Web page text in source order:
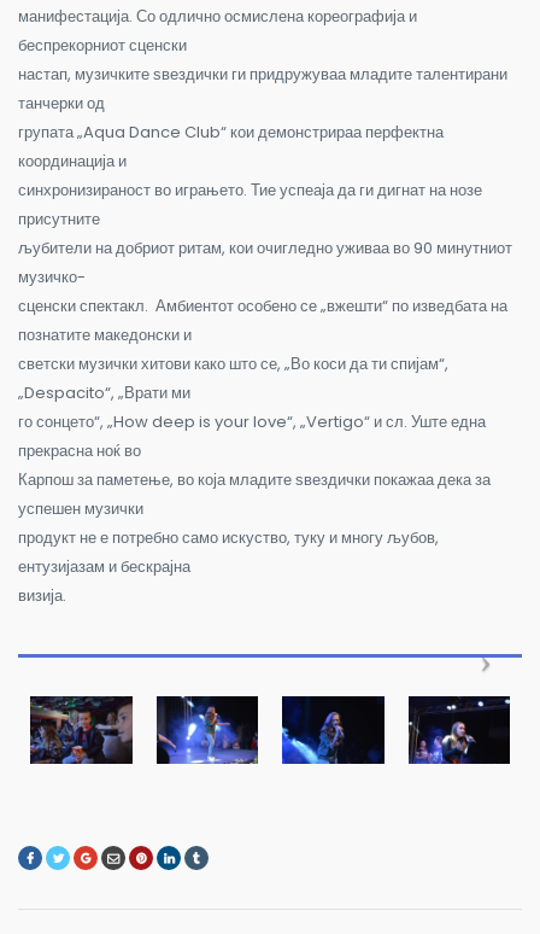
манифестација. Со одлично осмислена кореографија и
беспрекорниот сценски
настап, музичките ѕвездички ги придружуваа младите талентирани
танчерки од
групата „Aqua Dance Club“ кои демонстрираа перфектна
координација и
синхронизираност во играњето. Тие успеаја да ги дигнат на нозе
присутните
љубители на добриот ритам, кои очигледно уживаа во 90 минутниот
музичко-
сценски спектакл. Амбиентот особено се „вжешти“ по изведбата на
познатите македонски и
светски музички хитови како што се, „Во коси да ти спијам“,
„Despacito“, „Врати ми
го сонцето“, „How deep is your love“, „Vertigo“ и сл. Уште една
прекрасна ноќ во
Карпош за паметење, во која младите ѕвездички покажаа дека за
успешен музички
продукт не е потребно само искуство, туку и многу љубов,
ентузијазам и бескрајна
визија.